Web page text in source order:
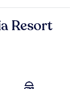
Resort